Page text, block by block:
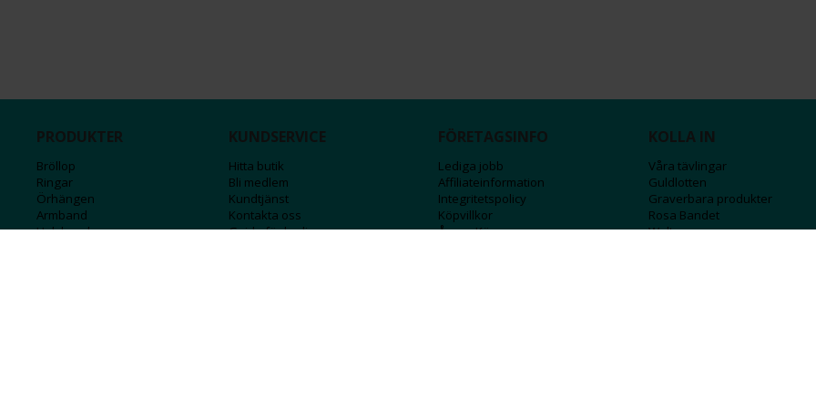
PRODUKTER
Bröllop
Ringar
Örhängen
Armband
Halsband
KUNDSERVICE
Hitta butik
Bli medlem
Kundtjänst
Kontakta oss
Guide för kedjor
FÖRETAGSINFO
Lediga jobb
Affiliateinformation
Integritetspolicy
Köpvillkor
Ångra Köp
KOLLA IN
Våra tävlingar
Guldlotten
Graverbara produkter
Rosa Bandet
Wolt